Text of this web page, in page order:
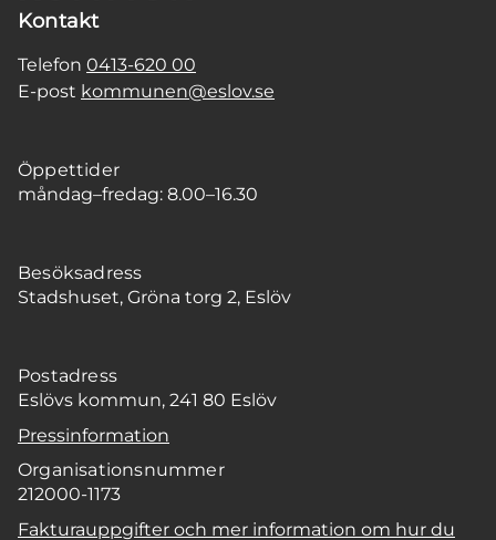
Kontakt
Telefon 0413-620 00
E-post kommunen@eslov.se
Öppettider
måndag–fredag: 8.00–16.30
Besöksadress
Stadshuset, Gröna torg 2, Eslöv
Postadress
Eslövs kommun, 241 80 Eslöv
Pressinformation
Organisationsnummer
212000-1173
Fakturauppgifter och mer information om hur du